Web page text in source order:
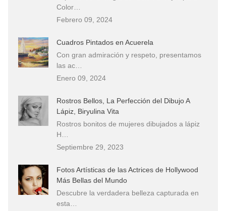
Color…
Febrero 09, 2024
Cuadros Pintados en Acuerela
Con gran admiración y respeto, presentamos
las ac…
Enero 09, 2024
Rostros Bellos, La Perfección del Dibujo A
Lápiz, Biryulina Vita
Rostros bonitos de mujeres dibujados a lápiz
H…
Septiembre 29, 2023
Fotos Artísticas de las Actrices de Hollywood
Más Bellas del Mundo
Descubre la verdadera belleza capturada en
esta…